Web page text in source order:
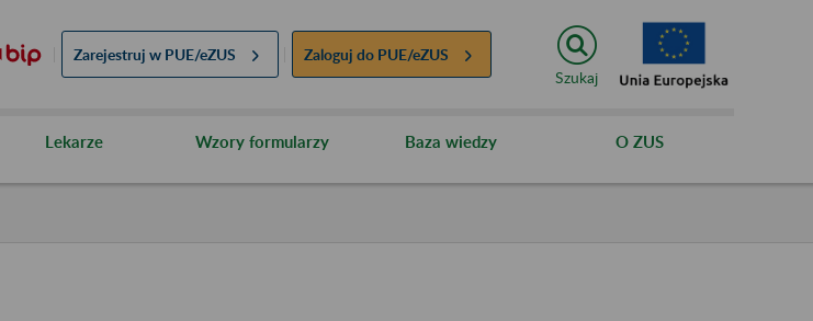
Zarejestruj w PUE/eZUS Zaloguj do PUE/eZUS
Szukaj
Lekarze Wzory formularzy Baza wiedzy O ZUS